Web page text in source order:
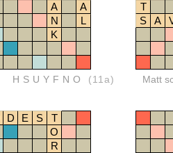
A
A
N
L
K
HSUYFNO (11a)
T
S
A
Matt
D E S
T
O
R